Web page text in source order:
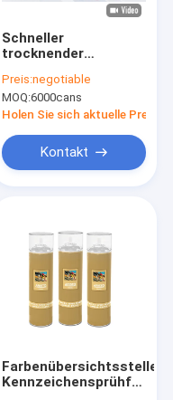
Schneller
trocknender
Tierkennzeichen-
Farbe für
Schwein-/Schaf-/
Grün
Preis:negotiable
MOQ:6000cans
Holen Sie sich aktuelle Preis
Kontakt
Farbenübersichtsstellen-
Kennzeichensprühfarbe